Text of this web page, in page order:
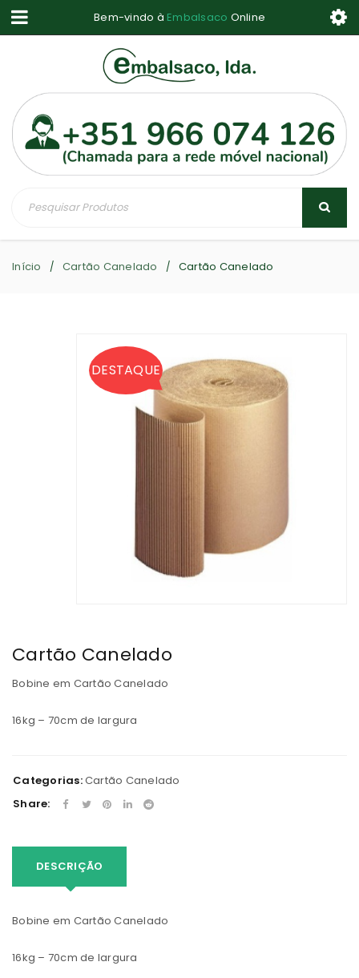
Bem-vindo à Embalsaco Online
Início / Cartão Canelado / Cartão Canelado
DESTAQUE
Cartão Canelado
Bobine em Cartão Canelado
16kg – 70cm de largura
Categorias:Cartão Canelado
Share:
DESCRIÇÃO
Bobine em Cartão Canelado
16kg – 70cm de largura